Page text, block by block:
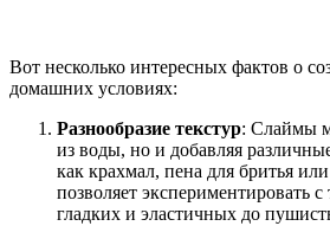
Вот несколько интересных фактов о
домашних условиях:
Разнообразие текстур: Слаймы
из воды, но и добавляя
как крахмал, пена для бритья
позволяет экспериментировать
гладких и эластичных до